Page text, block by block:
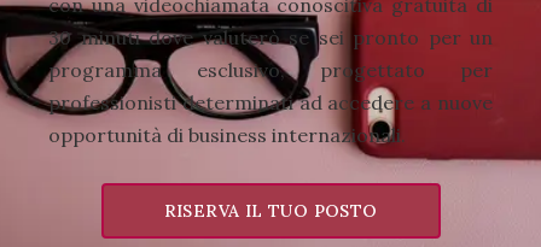
30 minuti dove valuterò se sei pronto per un
programma esclusivo, progettato per
professionisti determinati ad accedere a nuove
opportunità di business internazionali.
RISERVA IL TUO POSTO